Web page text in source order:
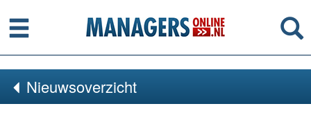
Menu
Nieuwsoverzicht